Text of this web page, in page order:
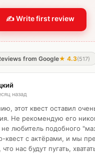
✍️ Write first review
from Google★ 4.3(517)
назад
этот квест оставил
Не рекомендую его
любитель подобного
квест с актёрами, и мы
нас будут пугать,